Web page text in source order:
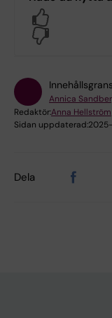
Annica
Redaktör:Anna Hellström
Sidan uppdaterad:
Dela